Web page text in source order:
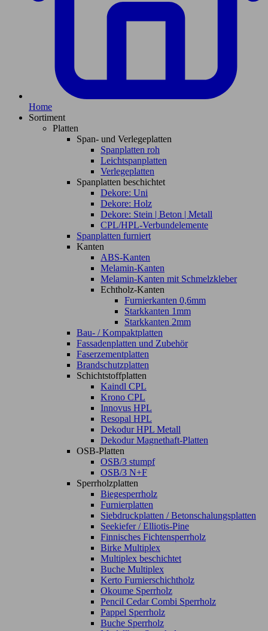
Home
Sortiment
Platten
Span- und Verlegeplatten
Spanplatten roh
Leichtspanplatten
Verlegeplatten
Spanplatten beschichtet
Dekore: Uni
Dekore: Holz
Dekore: Stein | Beton | Metall
CPL/HPL-Verbundelemente
Spanplatten furniert
Kanten
ABS-Kanten
Melamin-Kanten
Melamin-Kanten mit Schmelzkleber
Echtholz-Kanten
Furnierkanten 0,6mm
Starkkanten 1mm
Starkkanten 2mm
Bau- / Kompaktplatten
Fassadenplatten und Zubehör
Faserzementplatten
Brandschutzplatten
Schichtstoffplatten
Kaindl CPL
Krono CPL
Innovus HPL
Resopal HPL
Dekodur HPL Metall
Dekodur Magnethaft-Platten
OSB-Platten
OSB/3 stumpf
OSB/3 N+F
Sperrholzplatten
Biegesperrholz
Furnierplatten
Siebdruckplatten / Betonschalungsplatten
Seekiefer / Elliotis-Pine
Finnisches Fichtensperrholz
Birke Multiplex
Multiplex beschichtet
Buche Multiplex
Kerto Furnierschichtholz
Okoume Sperrholz
Pencil Cedar Combi Sperrholz
Pappel Sperrholz
Buche Sperrholz